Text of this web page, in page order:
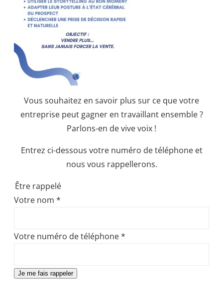
Vous souhaitez en savoir plus sur ce que votre
entreprise peut gagner en travaillant ensemble ?
Parlons-en de vive voix !
Entrez ci-dessous votre numéro de téléphone et
nous vous rappellerons.
Être rappelé
Votre nom *
Votre numéro de téléphone*
Je me fais rappeler